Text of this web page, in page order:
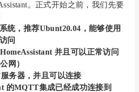
。正式开始之前，我们先要
统，推荐Ubunt20.04，能够使用
问
并且可以正常访问
网）
务器，并且可以连接
的MQTT集成已经成功连接到